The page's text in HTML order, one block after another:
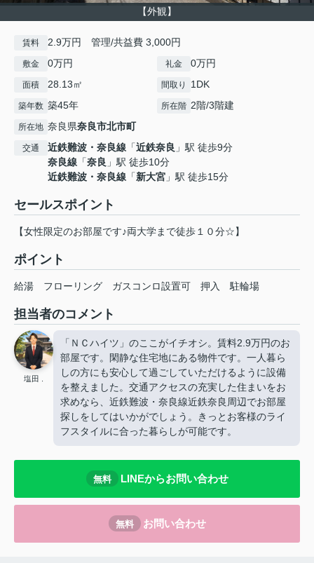
【外観】
賃料 2.9万円 管理/共益費 3,000円
敷金 0万円 礼金 0万円
面積 28.13㎡ 間取り 1DK
築年数 築45年 所在階 2階/3階建
所在地 奈良県奈良市北市町
交通 近鉄難波・奈良線 「近鉄奈良 」駅 徒歩9分
奈良線 「奈良 」駅 徒歩10分
近鉄難波・奈良線 「新大宮 」駅 徒歩15分
セールスポイント
【女性限定のお部屋です♪両大学まで徒歩１０分☆】
ポイント
給湯 フローリング ガスコンロ設置可 押入 駐輪場
担当者のコメント
塩田 .
「ＮＣハイツ」のここがイチオシ。賃料2.9万円のお
部屋です。閑静な住宅地にある物件です。一人暮ら
しの方にも安心して過ごしていただけるように設備
を整えました。交通アクセスの充実した住まいをお
求めなら、近鉄難波・奈良線近鉄奈良周辺でお部屋
探しをしてはいかがでしょう。きっとお客様のライ
フスタイルに合った暮らしが可能です。
無料 LINEからお問い合わせ
無料 お問い合わせ